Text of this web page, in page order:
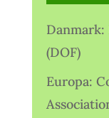
(DOF)
Europa: